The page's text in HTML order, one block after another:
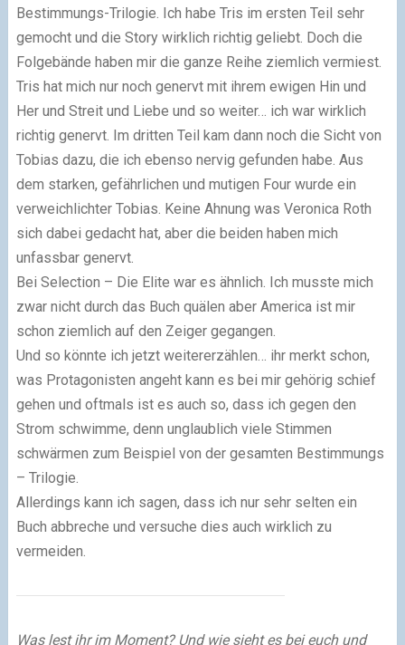
Bestimmungs-Trilogie. Ich habe Tris im ersten Teil sehr
gemocht und die Story wirklich richtig geliebt. Doch die
Folgebände haben mir die ganze Reihe ziemlich vermiest.
Tris hat mich nur noch genervt mit ihrem ewigen Hin und
Her und Streit und Liebe und so weiter… ich war wirklich
richtig genervt. Im dritten Teil kam dann noch die Sicht von
Tobias dazu, die ich ebenso nervig gefunden habe. Aus
dem starken, gefährlichen und mutigen Four wurde ein
verweichlichter Tobias. Keine Ahnung was Veronica Roth
sich dabei gedacht hat, aber die beiden haben mich
unfassbar genervt.
Bei Selection – Die Elite war es ähnlich. Ich musste mich
zwar nicht durch das Buch quälen aber America ist mir
schon ziemlich auf den Zeiger gegangen.
Und so könnte ich jetzt weitererzählen… ihr merkt schon,
was Protagonisten angeht kann es bei mir gehörig schief
gehen und oftmals ist es auch so, dass ich gegen den
Strom schwimme, denn unglaublich viele Stimmen
schwärmen zum Beispiel von der gesamten Bestimmungs
– Trilogie.
Allerdings kann ich sagen, dass ich nur sehr selten ein
Buch abbreche und versuche dies auch wirklich zu
vermeiden.
Was lest ihr im Moment? Und wie sieht es bei euch und